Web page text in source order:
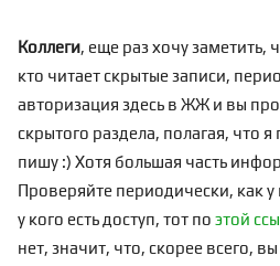
Коллеги, еще раз хочу заметить,
кто читает скрытые записи,
авторизация здесь в ЖЖ и вы
скрытого раздела, полагая, что
пишу :) Хотя большая часть
Проверяйте периодически, как у
у кого есть доступ, тот по этой
нет, значит, что, скорее всего,